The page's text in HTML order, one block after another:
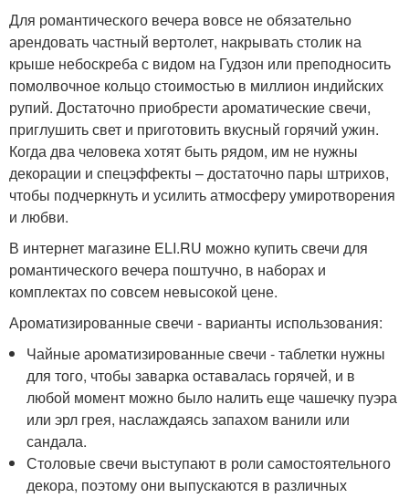
Для романтического вечера вовсе не обязательно
арендовать частный вертолет, накрывать столик на
крыше небоскреба с видом на Гудзон или преподносить
помолвочное кольцо стоимостью в миллион индийских
рупий. Достаточно приобрести ароматические свечи,
приглушить свет и приготовить вкусный горячий ужин.
Когда два человека хотят быть рядом, им не нужны
декорации и спецэффекты – достаточно пары штрихов,
чтобы подчеркнуть и усилить атмосферу умиротворения
и любви.
В интернет магазине ELI.RU можно купить свечи для
романтического вечера поштучно, в наборах и
комплектах по совсем невысокой цене.
Ароматизированные свечи - варианты использования:
Чайные ароматизированные свечи - таблетки нужны
для того, чтобы заварка оставалась горячей, и в
любой момент можно было налить еще чашечку пуэра
или эрл грея, наслаждаясь запахом ванили или
сандала.
Столовые свечи выступают в роли самостоятельного
декора, поэтому они выпускаются в различных